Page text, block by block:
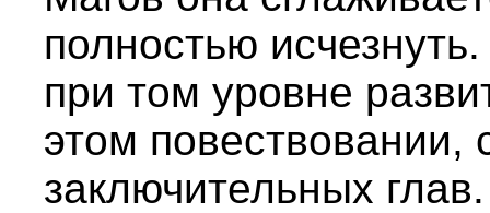
полностью
при том уровне
этом повествовании,
заключительных глав.